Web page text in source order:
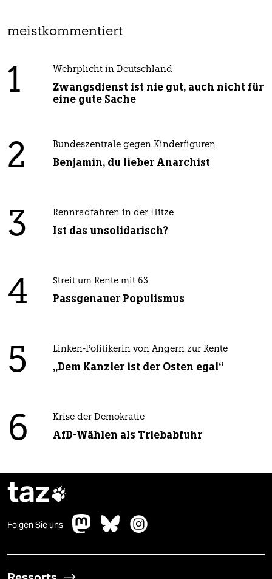
meistkommentiert
1 Wehrplicht in Deutschland
Zwangsdienst ist nie gut, auch nicht für
eine gute Sache
2 Bundeszentrale gegen Kinderfiguren
Benjamin, du lieber Anarchist
3 Rennradfahren in der Hitze
Ist das unsolidarisch?
4 Streit um Rente mit 63
Passgenauer Populismus
5 Linken-Politikerin von Angern zur Rente
„Dem Kanzler ist der Osten egal“
6 Krise der Demokratie
AfD-Wählen als Triebabfuhr
taz
Folgen Sie uns